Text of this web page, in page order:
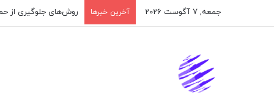
جمعه, 7 آگوست 2026 آخرین خبرها اپلیکیشن پیام‌رسان